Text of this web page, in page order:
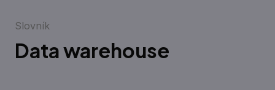
Slovník
Data warehouse